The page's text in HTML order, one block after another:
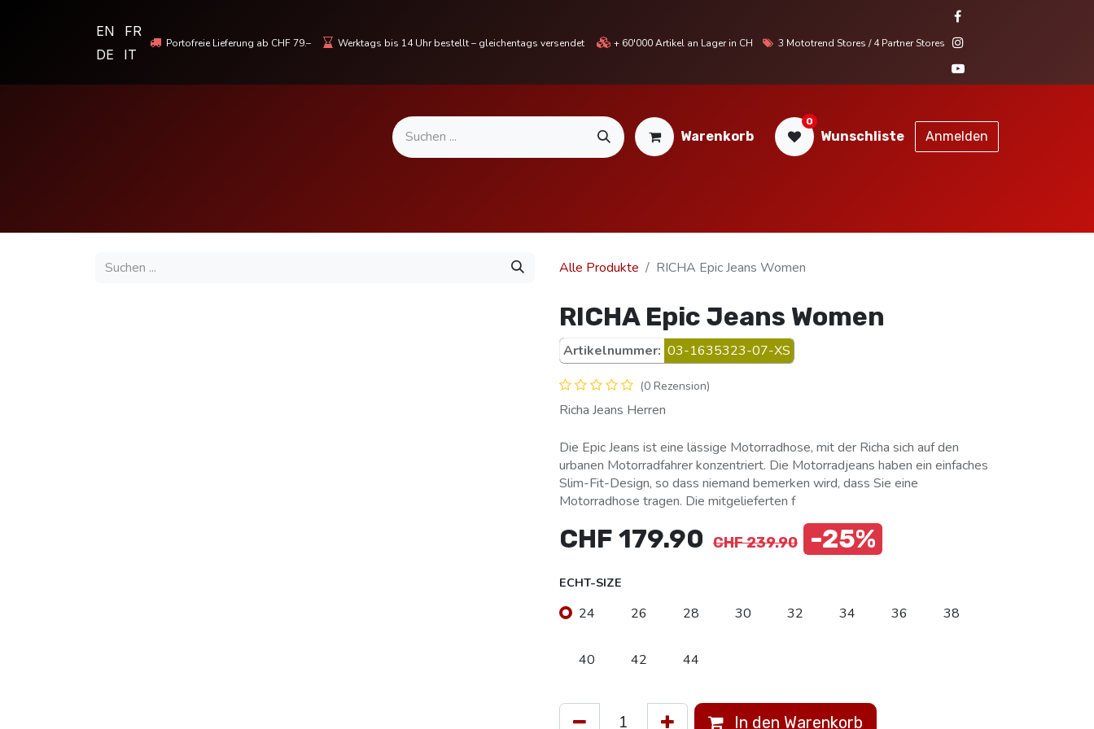
EN
FR
DE
IT
Portofreie Lieferung ab CHF 79.– Werktags bis 14 Uhr bestellt – gleichentags versendet + 60'000 Artikel an Lager in CH 3 Mototrend Stores / 4 Partner Stores
Warenkorb
0
Wunschliste Anmelden
Alle Produkte RICHA Epic Jeans Women
RICHA Epic Jeans Women
Artikelnummer: 03-1635323-07-XS
(0 Rezension)
Richa Jeans Herren
Die Epic Jeans ist eine lässige Motorradhose, mit der Richa sich auf den
urbanen Motorradfahrer konzentriert. Die Motorradjeans haben ein einfaches
Slim-Fit-Design, so dass niemand bemerken wird, dass Sie eine
Motorradhose tragen. Die mitgelieferten f
CHF 179.90 CHF239.90 -25%
ECHT-SIZE
24 26 28 30 32 34 36 38
40 42 44
In den Warenkorb